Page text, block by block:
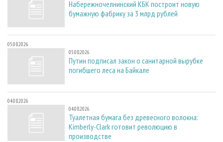
Набережночелнинский КБК построит новую
бумажную фабрику за 3 млрд рублей
05.08.2026
05.08.2026
Путин подписал закон о санитарной вырубке
погибшего леса на Байкале
04.08.2026
04.08.2026
Туалетная бумага без древесного волокна:
Kimberly-Clark готовит революцию в
производстве